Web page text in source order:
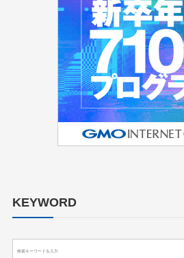
KEYWORD